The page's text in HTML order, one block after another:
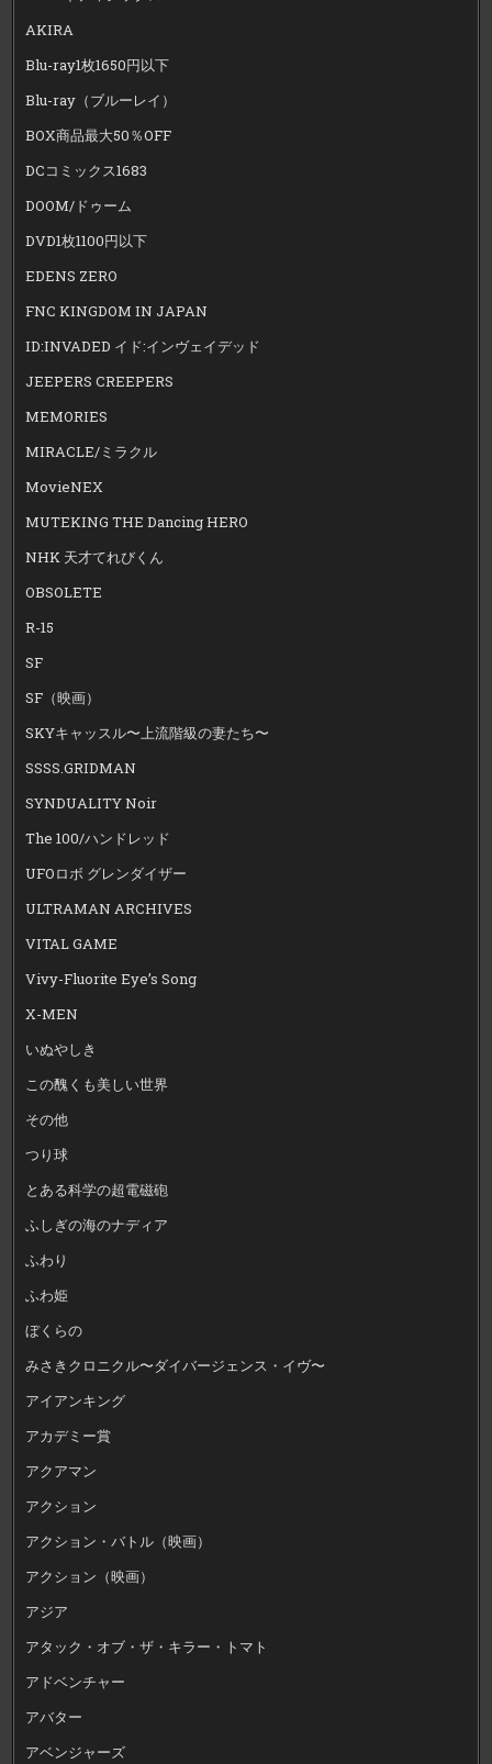
AKIRA
Blu-ray1枚1650円以下
Blu-ray（ブルーレイ）
BOX商品最大50％OFF
DCコミックス1683
DOOM/ドゥーム
DVD1枚1100円以下
EDENS ZERO
FNC KINGDOM IN JAPAN
ID:INVADED イド:インヴェイデッド
JEEPERS CREEPERS
MEMORIES
MIRACLE/ミラクル
MovieNEX
MUTEKING THE Dancing HERO
NHK 天才てれびくん
OBSOLETE
R-15
SF
SF（映画）
SKYキャッスル〜上流階級の妻たち〜
SSSS.GRIDMAN
SYNDUALITY Noir
The 100/ハンドレッド
UFOロボ グレンダイザー
ULTRAMAN ARCHIVES
VITAL GAME
Vivy-Fluorite Eye’s Song
X-MEN
いぬやしき
この醜くも美しい世界
その他
つり球
とある科学の超電磁砲
ふしぎの海のナディア
ふわり
ふわ姫
ぼくらの
みさきクロニクル〜ダイバージェンス・イヴ〜
アイアンキング
アカデミー賞
アクアマン
アクション
アクション・バトル（映画）
アクション（映画）
アジア
アタック・オブ・ザ・キラー・トマト
アドベンチャー
アバター
アベンジャーズ